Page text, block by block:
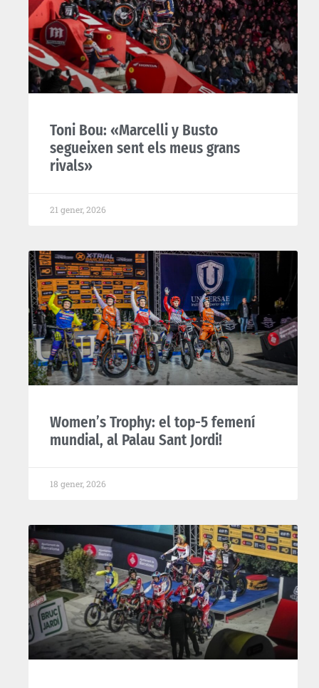
Toni Bou: «Marcelli y Busto
segueixen sent els meus grans
rivals»
21 gener, 2026
Women’s Trophy: el top-5 femení
mundial, al Palau Sant Jordi!
18 gener, 2026